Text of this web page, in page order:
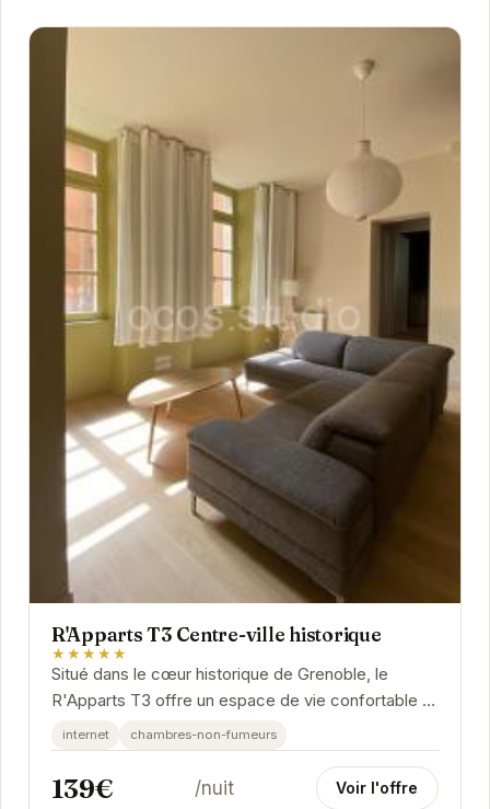
R'Apparts T3 Centre-ville historique
★★★★★
Situé dans le cœur historique de Grenoble, le
R'Apparts T3 offre un espace de vie confortable et
élégant. Avec ses trois pièces spacieuses, il...
internet chambres-non-fumeurs
139€ /nuit Voir l'offre